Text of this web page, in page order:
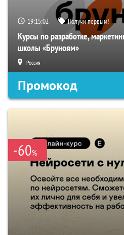
19:15:01 Получи первым!
Курсы по разработке,
школы «Бруноям»
Россия
Промокод
-60%